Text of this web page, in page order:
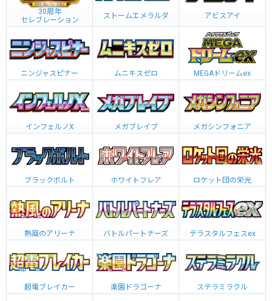
30周年
セレブレーション
ストームエメラルダ アビスアイ
ニンジャスピナー ムニキスゼロ MEGAドリームex
インフェルノX メガブレイブ メガシンフォニア
ブラックボルト ホワイトフレア ロケット団の栄光
熱風のアリーナ バトルパートナーズ テラスタルフェスex
超電ブレイカー 楽園ドラゴーナ ステラミラクル